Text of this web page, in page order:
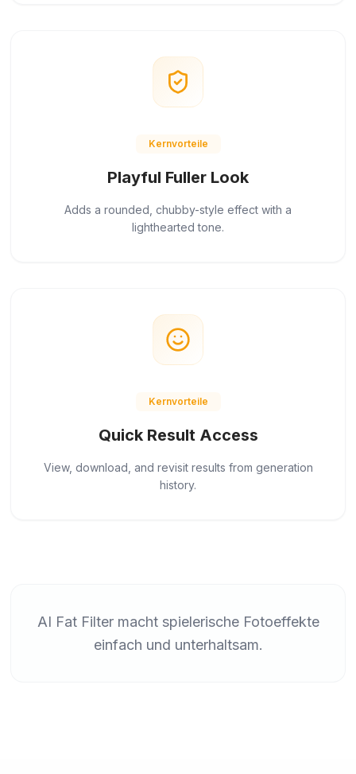
Kernvorteile
Playful Fuller Look
Adds a rounded, chubby-style effect with a
lighthearted tone.
Kernvorteile
Quick Result Access
View, download, and revisit results from generation
history.
AI Fat Filter macht spielerische Fotoeffekte
einfach und unterhaltsam.